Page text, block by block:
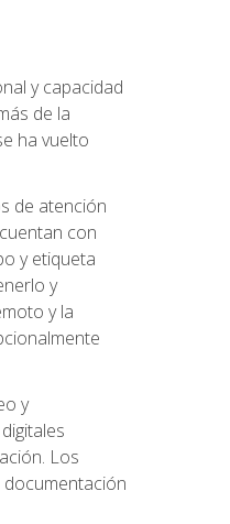
y capacidad
de la
ha vuelto
de atención
con
y etiqueta
y
y la
y
Los